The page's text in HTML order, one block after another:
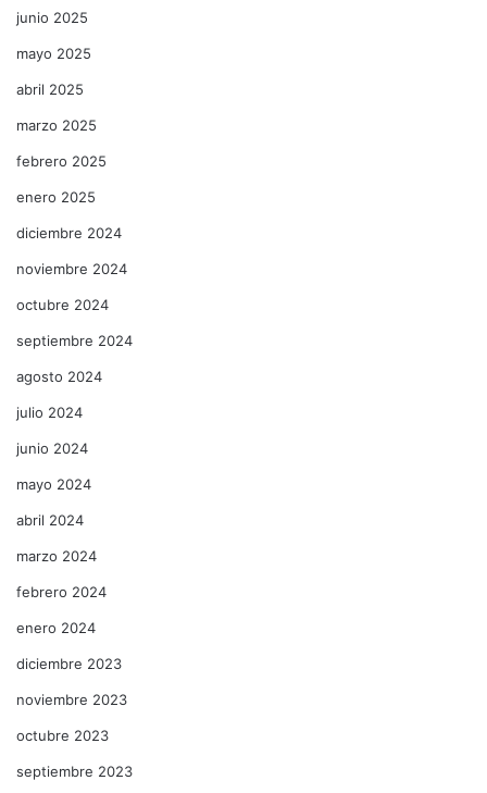
junio 2025
mayo 2025
abril 2025
marzo 2025
febrero 2025
enero 2025
diciembre 2024
noviembre 2024
octubre 2024
septiembre 2024
agosto 2024
julio 2024
junio 2024
mayo 2024
abril 2024
marzo 2024
febrero 2024
enero 2024
diciembre 2023
noviembre 2023
octubre 2023
septiembre 2023